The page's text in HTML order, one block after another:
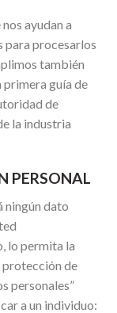
ayudan a
para procesarlos
también
primera guía de
de
la industria
PERSONAL
ningún dato
lo permita la
protección de
personales”
a un individuo: